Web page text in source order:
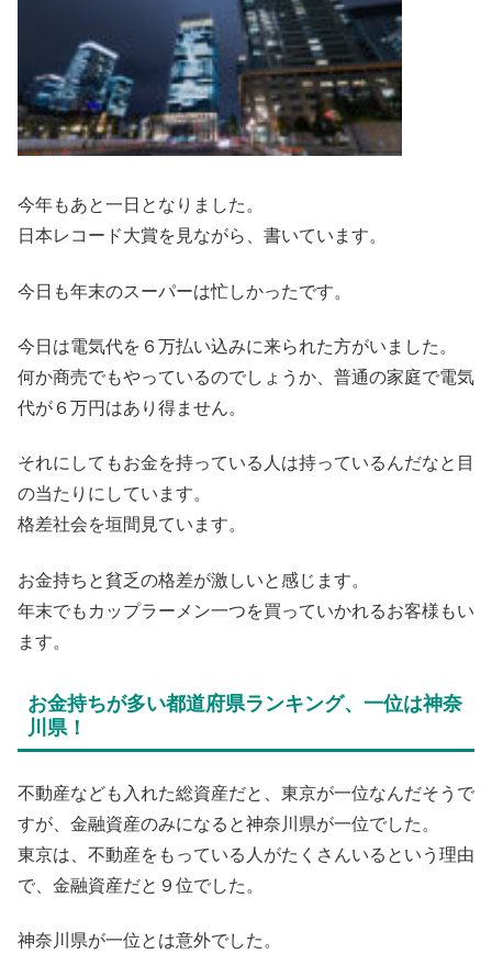
今年もあと一日となりました。
日本レコード大賞を見ながら、書いています。
今日も年末のスーパーは忙しかったです。
今日は電気代を６万払い込みに来られた方がいました。
何か商売でもやっているのでしょうか、普通の家庭で電気
代が６万円はあり得ません。
それにしてもお金を持っている人は持っているんだなと目
の当たりにしています。
格差社会を垣間見ています。
お金持ちと貧乏の格差が激しいと感じます。
年末でもカップラーメン一つを買っていかれるお客様もい
ます。
お金持ちが多い都道府県ランキング、一位は神奈
川県！
不動産なども入れた総資産だと、東京が一位なんだそうで
すが、金融資産のみになると神奈川県が一位でした。
東京は、不動産をもっている人がたくさんいるという理由
で、金融資産だと９位でした。
神奈川県が一位とは意外でした。